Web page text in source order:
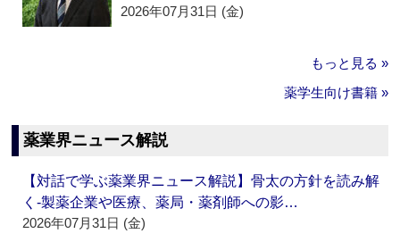
2026年07月31日 (金)
もっと見る »
薬学生向け書籍 »
薬業界ニュース解説
【対話で学ぶ薬業界ニュース解説】骨太の方針を読み解
く‐製薬企業や医療、薬局・薬剤師への影…
2026年07月31日 (金)